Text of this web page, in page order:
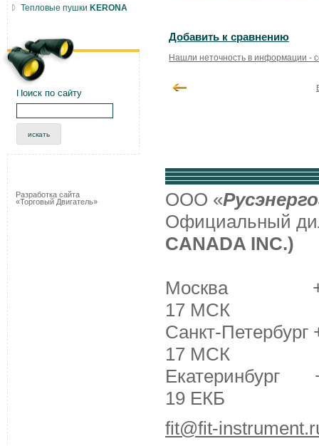
Добавить к сравнению
Нашли неточность в информации -
Тепловые пушки KERONA
Поиск по сайту
Разработка сайта
«Торговый Двигатель»
ООО «
Официальный
CANADA INC.)
Москва +7
17 МСК
Санкт-
17 МСК
Екатеринбург
19 ЕКБ
fit@fit-